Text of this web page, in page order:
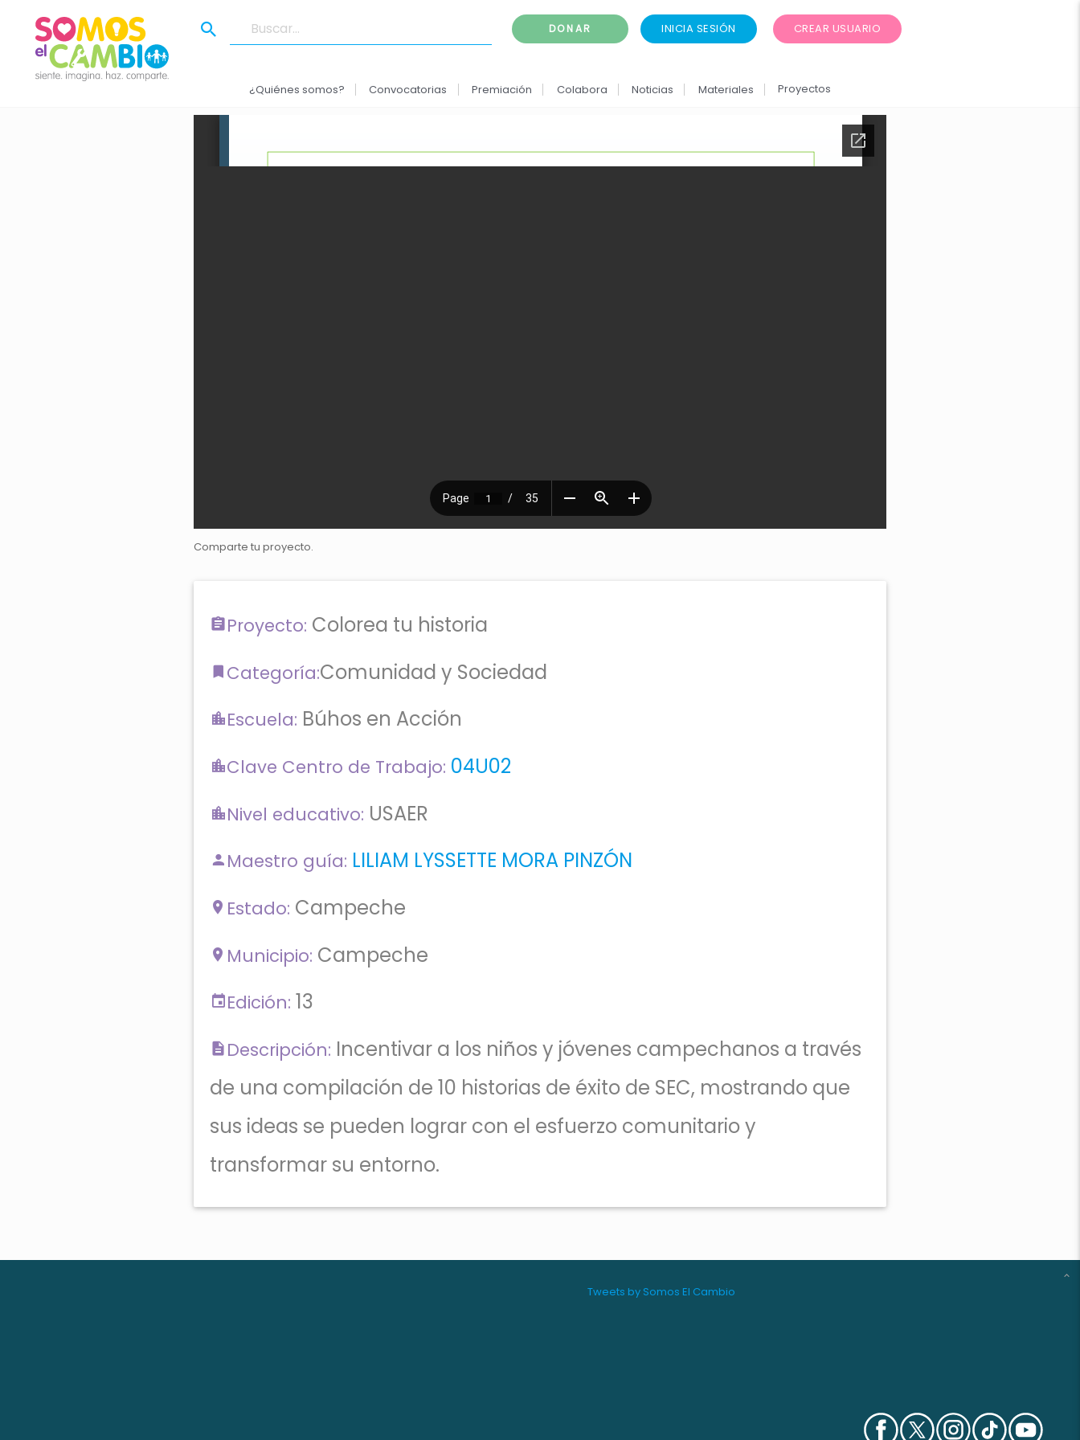
DONAR INICIA SESIÓN CREAR USUARIO
¿Quiénes somos? Convocatorias Premiación Colabora Noticias Materiales Proyectos
Comparte tu proyecto.
Proyecto: Colorea tu historia
Categoría:Comunidad y Sociedad
Escuela: Búhos en Acción
Clave Centro de Trabajo: 04U02
Nivel educativo: USAER
Maestro guía: LILIAM LYSSETTE MORA PINZÓN
Estado: Campeche
Municipio: Campeche
Edición: 13
Descripción: Incentivar a los niños y jóvenes campechanos a través
de una compilación de 10 historias de éxito de SEC, mostrando que
sus ideas se pueden lograr con el esfuerzo comunitario y
transformar su entorno.
Tweets by Somos El Cambio